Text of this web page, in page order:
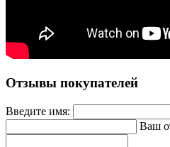
Отзывы покупателей
Введите имя:
Ваш